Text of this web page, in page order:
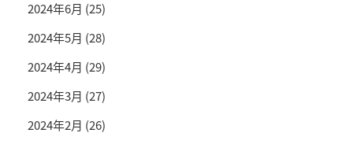
2024年6月 (25)
2024年5月 (28)
2024年4月 (29)
2024年3月 (27)
2024年2月 (26)